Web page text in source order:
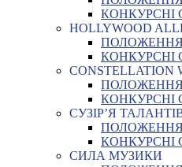
КОНКУРСНІ
HOLLYWOOD
ПОЛОЖЕННЯ
КОНКУРСНІ
CONSTELLATION
ПОЛОЖЕННЯ
КОНКУРСНІ
СУЗІР’Я
ПОЛОЖЕННЯ
КОНКУРСНІ
СИЛА МУЗИКИ